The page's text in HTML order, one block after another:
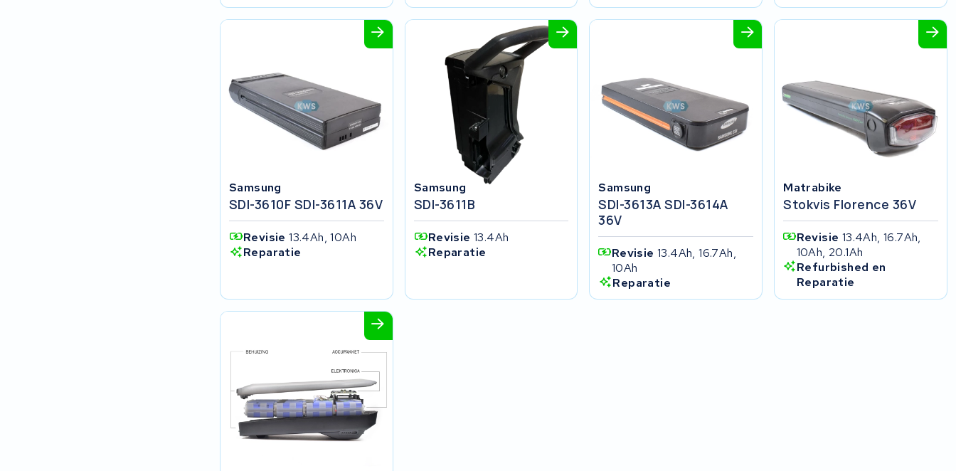
Samsung
SDI-3610F SDI-3611A 36V
Revisie13.4Ah, 10Ah
Reparatie
Samsung
SDI-3611B
Revisie 13.4Ah
Reparatie
Samsung
SDI-3613A SDI-3614A
36V
Revisie13.4Ah, 16.7Ah,
10Ah
Reparatie
Matrabike
Stokvis Florence 36V
Revisie 13.4Ah, 16.7Ah,
10Ah, 20.1Ah
Refurbished en
Reparatie